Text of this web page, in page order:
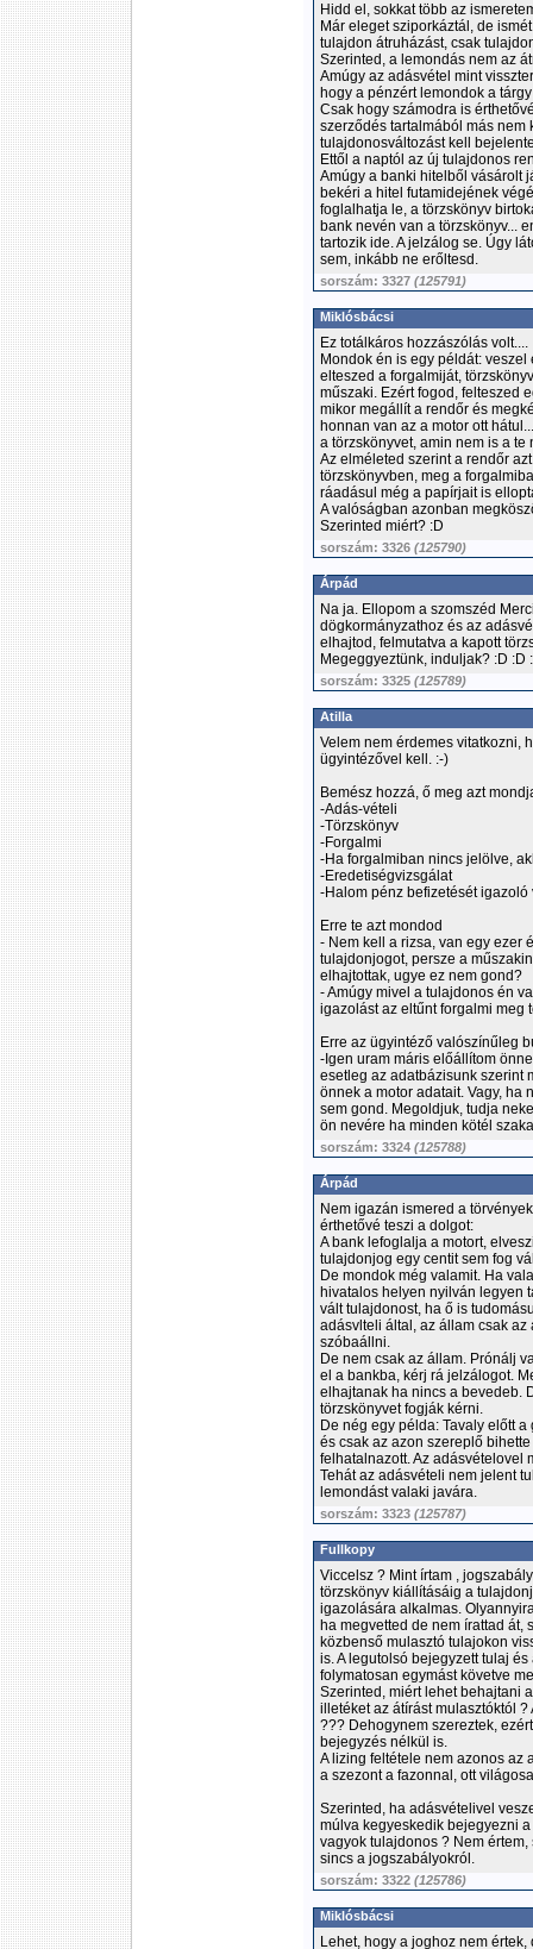
Hidd el, sokkat több az
Már eleget sziporkáztál, de
tulajdon átruházást, csak
Szerinted, a lemondás nem az
Amúgy az adásvétel mint
hogy a pénzért lemondok a
Csak hogy számodra is
szerződés tartalmából más nem
tulajdonosváltozást kell
Ettől a naptól az új tulajdonos
Amúgy a banki hitelből vásárolt
bekéri a hitel futamidejének
foglalhatja le, a törzskönyv
bank nevén van a törzskönyv...
tartozik ide. A jelzálog se. Úgy
sem, inkább ne erőltesd.
sorszám: 3327 (125791)
Miklósbácsi
Ez totálkáros hozzászólás volt....
Mondok én is egy példát:
elteszed a forgalmiját,
műszaki. Ezért fogod, felteszed
mikor megállít a rendőr és
honnan van az a motor ott
a törzskönyvet, amin nem is a te
Az elméleted szerint a rendőr
törzskönyvben, meg a
ráadásul még a papírjait is
A valóságban azonban
Szerinted miért? :D
sorszám: 3326 (125790)
Árpád
Na ja. Ellopom a szomszéd
dögkormányzathoz és az
elhajtod, felmutatva a kapott
Megeggyeztünk, induljak? :D :D
sorszám: 3325 (125789)
Atilla
Velem nem érdemes vitatkozni,
ügyintézővel kell. :-)
Bemész hozzá, ő meg azt
-Adás-vételi
-Törzskönyv
-Forgalmi
-Ha forgalmiban nincs jelölve,
-Eredetiségvizsgálat
-Halom pénz befizetését igazoló
Erre te azt mondod
- Nem kell a rizsa, van egy ezer
tulajdonjogot, persze a
elhajtottak, ugye ez nem gond?
- Amúgy mivel a tulajdonos én
igazolást az eltűnt forgalmi meg
Erre az ügyintéző valószínűleg
-Igen uram máris előállítom
esetleg az adatbázisunk szerint
önnek a motor adatait. Vagy, ha
sem gond. Megoldjuk, tudja
ön nevére ha minden kötél
sorszám: 3324 (125788)
Árpád
Nem igazán ismered a
érthetővé teszi a dolgot:
A bank lefoglalja a motort,
tulajdonjog egy centit sem fog
De mondok még valamit. Ha
hivatalos helyen nyilván legyen
vált tulajdonost, ha ő is
adásvlteli által, az állam csak
szóbaállni.
De nem csak az állam. Prónálj
el a bankba, kérj rá jelzálogot.
elhajtanak ha nincs a bevedeb.
törzskönyvet fogják kérni.
De nég egy példa: Tavaly előtt
és csak az azon szereplő
felhatalnazott. Az adásvételovel
Tehát az adásvételi nem jelent
lemondást valaki javára.
sorszám: 3323 (125787)
Fullkopy
Viccelsz ? Mint írtam ,
törzskönyv kiállításáig a
igazolására alkalmas.
ha megvetted de nem írattad
közbenső mulasztó tulajokon
is. A legutolsó bejegyzett tulaj
folymatosan egymást követve
Szerinted, miért lehet behajtani
illetéket az átírást mulasztóktól
??? Dehogynem szereztek,
bejegyzés nélkül is.
A lizing feltétele nem azonos az
a szezont a fazonnal, ott
Szerinted, ha adásvételivel
múlva kegyeskedik bejegyezni
vagyok tulajdonos ? Nem
sincs a jogszabályokról.
sorszám: 3322 (125786)
Miklósbácsi
Lehet, hogy a joghoz nem